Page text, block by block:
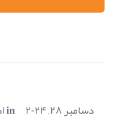
دسامبر ۲۸, ۲۰۲۴ in